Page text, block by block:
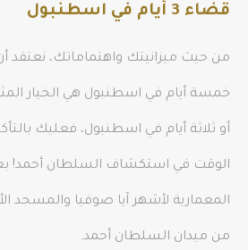
قضاء 3 أيام في اسطنبول
من حيث ميزانيتك واهتماماتك، نعتقد أن
خمسة أيام في اسطنبول هي الخيار
أو ثلاثة أيام في اسطنبول، فعليك
الوقت في استكشاف السلطان أحمد!
المعمارية لأشهر آيا صوفيا والمسجد
من ميدان السلطان أحمد.